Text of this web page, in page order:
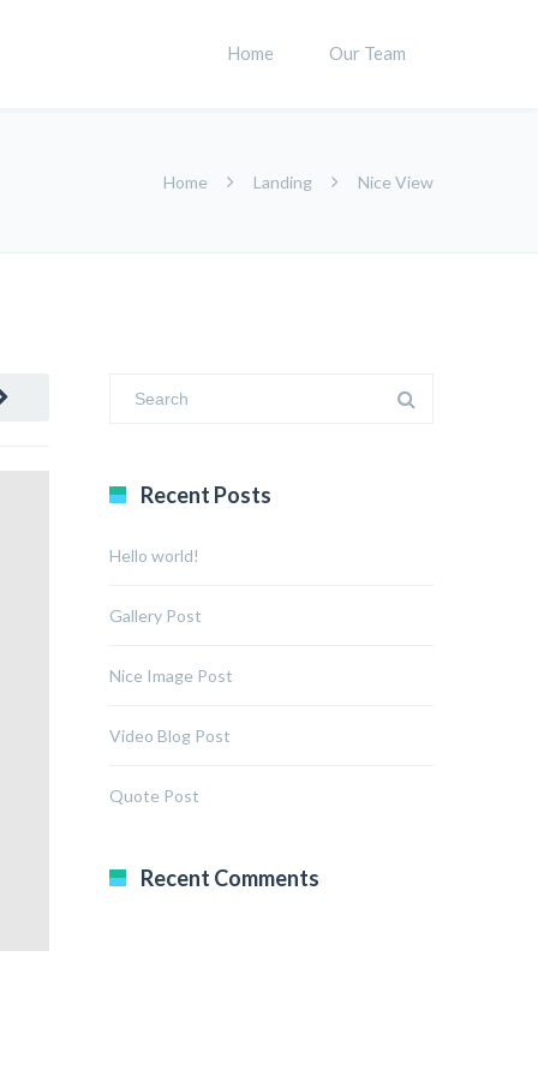
Home Our Team
Home Landing Nice View
Recent Posts
Hello world!
Gallery Post
Nice Image Post
Video Blog Post
Quote Post
Recent Comments